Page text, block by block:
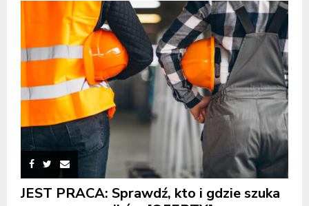
JEST PRACA: Sprawdź, kto i gdzie szuka